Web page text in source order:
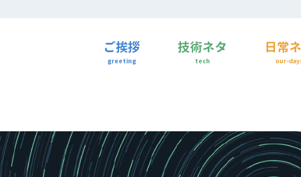
ご挨拶
greeting
技術ネタ
tech
日常
our-